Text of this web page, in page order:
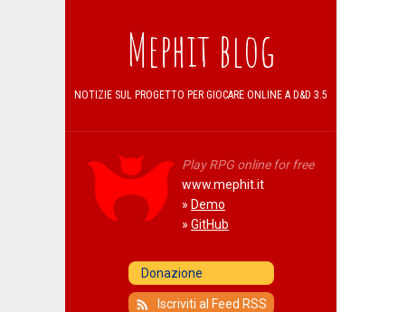
Mephit blog
NOTIZIE SUL PROGETTO PER GIOCARE ONLINE A D&D 3.5
Play RPG online for free
www.mephit.it
» Demo
» GitHub
Iscriviti al Feed RSS